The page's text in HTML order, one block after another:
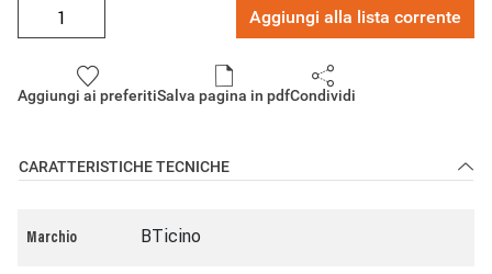
Aggiungi alla lista corrente
Aggiungi ai preferitiSalva pagina in pdfCondividi
CARATTERISTICHE TECNICHE
Marchio BTicino